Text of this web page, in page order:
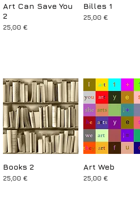
Aperçu rapide
Art Can Save You
2
Prix
25,00 €
Aperçu rapide
Billes 1
Prix
25,00 €
Aperçu rapide
Books 2
Prix
25,00 €
Aperçu rapide
Art Web
Prix
25,00 €